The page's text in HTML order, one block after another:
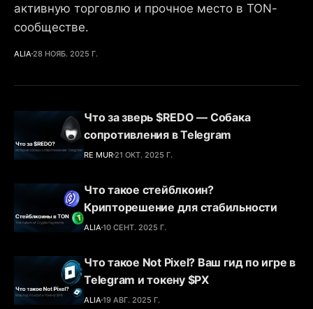
активную торговлю и прочное место в TON-
сообществе.
ALIA 28 НОЯБ. 2025 Г.
Что за зверь $REDO — Собака
сопротивления в Telegram
RE MUR 21 ОКТ. 2025 Г.
Что такое стейблкоин?
Крипторешение для стабильности
ALIA 10 СЕНТ. 2025 Г.
Что такое Not Pixel? Ваш гид по игре в
Telegram и токену $PX
ALIA 19 АВГ. 2025 Г.